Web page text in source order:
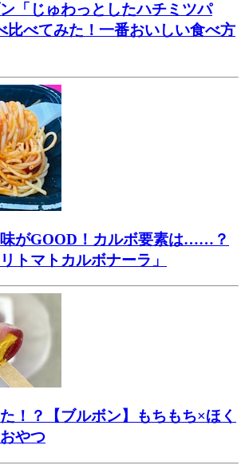
「じゅわっとしたハチミツパ
比べてみた！一番おいしい食べ方
がGOOD！カルボ要素は……？
トマトカルボナーラ」
！？【ブルボン】もちもち×ほく
やつ